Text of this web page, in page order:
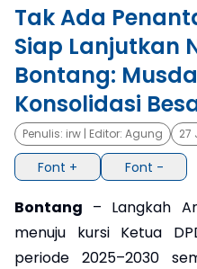
Tak Ada
Siap Lanjutkan
Bontang:
Konsolidasi
Penulis: irw | Editor: Agung 27
Font + Font -
Bontang – Langkah
menuju kursi Ketua
periode 2025–2030